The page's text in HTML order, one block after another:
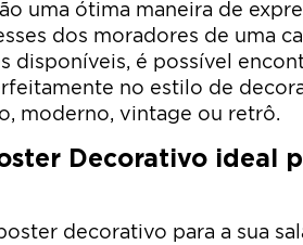
uma ótima maneira de
dos moradores de uma
disponíveis, é possível
no estilo de
moderno, vintage ou retrô.
Decorativo ideal
decorativo para a sua